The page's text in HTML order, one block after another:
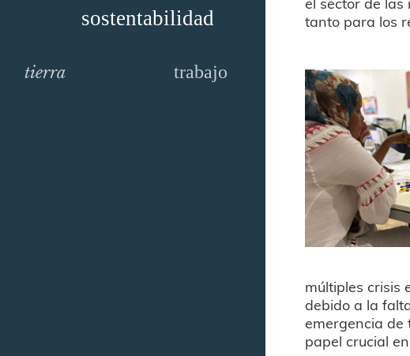
sostentabilidad
tierra trabajo
tanto para los
múltiples crisis
debido a la
emergencia de
papel crucial